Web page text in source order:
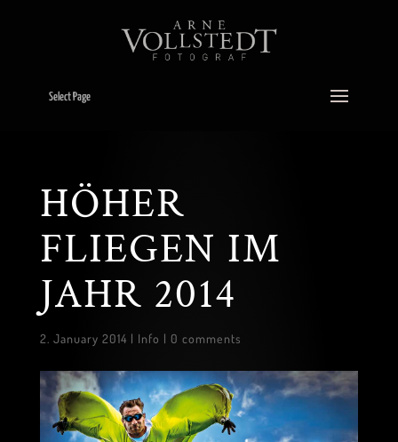
Select Page
HÖHER
FLIEGEN IM
JAHR 2014
2. January 2014 | Info | 0 comments